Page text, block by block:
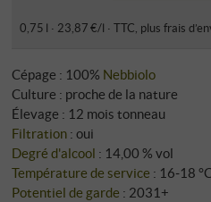
0,75 l · 23,87 €/l · TTC , plus frais
Cépage : 100% Nebbiolo
Culture : proche de la nature
Élevage : 12 mois tonneau
Filtration : oui
Degré d'alcool : 14,00 % vol
Température de service : 16‑18
Potentiel de garde : 2031+